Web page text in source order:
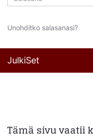
Unohditko salasanasi?
JulkiSet
Tämä sivu vaatii